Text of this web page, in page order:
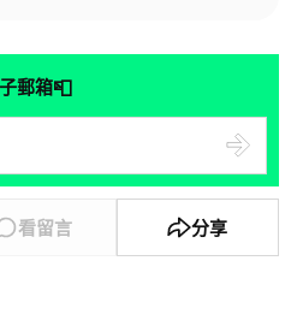
郵箱📮
看留言 分享